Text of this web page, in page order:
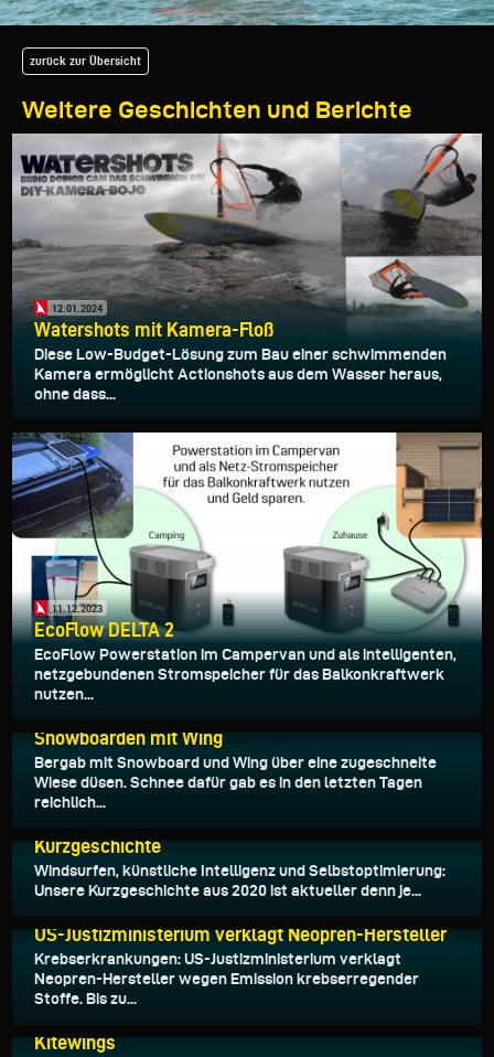
Weitere Geschichten und Berichte
zurück zur Übersicht
12.01.2024
Watershots mit Kamera-Floß
Diese Low-Budget-Lösung zum Bau einer schwimmenden
Kamera ermöglicht Actionshots aus dem Wasser heraus,
ohne dass...
11.12.2023
EcoFlow DELTA 2
EcoFlow Powerstation im Campervan und als intelligenten,
netzgebundenen Stromspeicher für das Balkonkraftwerk
nutzen...
Snowboarden mit Wing
Bergab mit Snowboard und Wing über eine zugeschneite
Wiese düsen. Schnee dafür gab es in den letzten Tagen
reichlich...
Kurzgeschichte
Windsurfen, künstliche Intelligenz und Selbstoptimierung:
Unsere Kurzgeschichte aus 2020 ist aktueller denn je...
US-Justizministerium verklagt Neopren-Hersteller
Krebserkrankungen: US-Justizministerium verklagt
Neopren-Hersteller wegen Emission krebserregender
Stoffe. Bis zu...
Kitewings